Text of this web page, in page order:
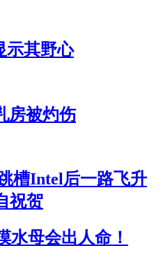
示其野心
房被灼伤
槽Intel后一路飞升
祝贺
水母会出人命！